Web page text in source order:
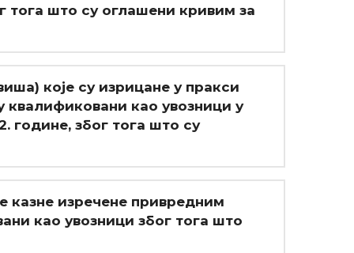
тога што су оглашени кривим за
које су изрицане у пракси
као увозници у
године, због тога што су
казне изречене привредним
као увозници због тога што